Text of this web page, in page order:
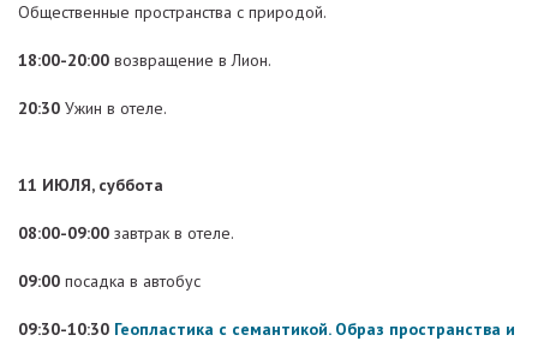
Общественные пространства с природой.
18:00-20:00 возвращение в Лион.
20:30 Ужин в отеле.
11 ИЮЛЯ, суббота
08:00-09:00 завтрак в отеле.
09:00 посадка в автобус
09:30-10:30 Геопластика с семантикой. Образ пространства и